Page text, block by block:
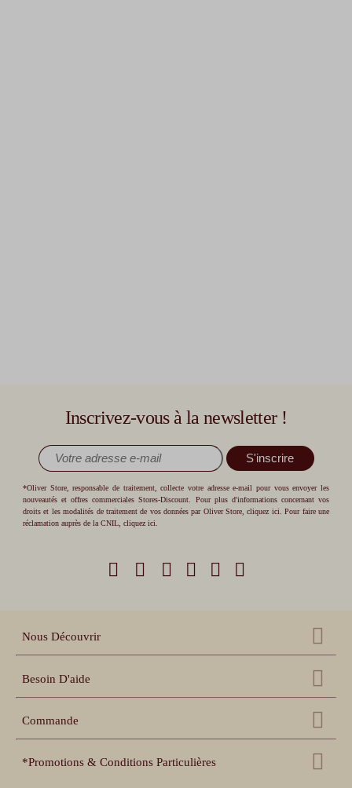
Inscrivez-vous à la newsletter !
S'inscrire
*Oliver Store, responsable de traitement, collecte votre adresse e-mail pour vous envoyer les
nouveautés et offres commerciales Stores-Discount. Pour plus d'informations concernant vos
droits et les modalités de traitement de vos données par Oliver Store,cliquez ici . Pour faire une
réclamation auprès de la CNIL,cliquez ici
Nous Découvrir
Accessoires
Espace pro revendeur
Besoin D'aide
Commande
*Promotions & Conditions Particulières